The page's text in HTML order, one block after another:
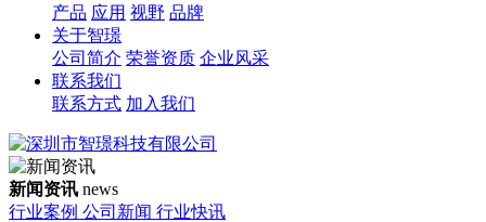
产品 应用 视野 品牌
关于智璟
公司简介 荣誉资质 企业风采
联系我们
联系方式 加入我们
新闻资讯 news
行业案例 公司新闻 行业快讯